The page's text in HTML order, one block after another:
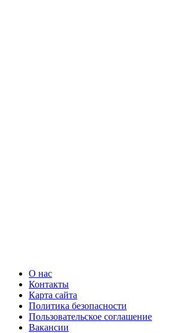
О нас
Контакты
Карта сайта
Политика безопасности
Пользовательское соглашение
Вакансии